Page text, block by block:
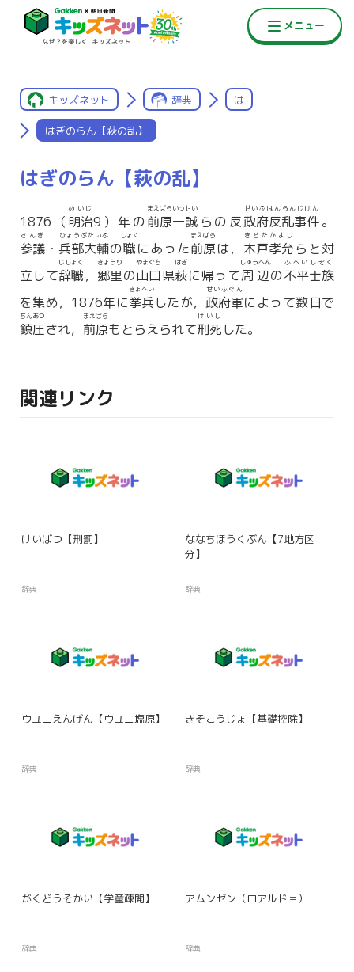
キッズネット 辞典 は
はぎのらん【萩の乱】
はぎのらん【萩の乱】
1876（ 明治
めいじ
9）年の前原一誠
まえばらいっせい
らの反政府反乱事件
せいふはんらんじけん
。
参議
さんぎ
・ 兵部大輔
ひょうぶたいふ
の職
しょく
にあった前原
まえばら
は， 木戸孝允
きどたかよし
らと対
立して辞職
じしょく
， 郷里
きょうり
の山口
やまぐち
県萩
はぎ
に帰って周辺
しゅうへん
の不平
ふへい
士族
しぞく
を集め，1876年に挙兵
きょへい
したが， 政府軍
せいふぐん
によって数日で
鎮圧
ちんあつ
され， 前原
まえばら
もとらえられて刑死
けいし
した。
関連リンク
けいばつ【刑罰】
辞典
ななちほうくぶん【7地方区
分】
辞典
ウユニえんげん【ウユニ塩原】
辞典
きそこうじょ【基礎控除】
辞典
がくどうそかい【学童疎開】
辞典
アムンゼン（ロアルド＝）
辞典